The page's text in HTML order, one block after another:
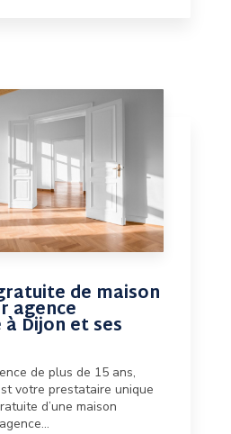
de maison
agence
Dijon et ses
de plus de 15 ans,
votre prestataire unique
d’une maison